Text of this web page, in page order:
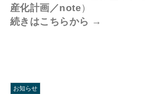
産化計画／note）
続きはこちらから →
お知らせ